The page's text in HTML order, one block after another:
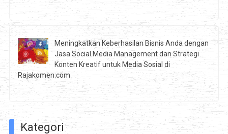
Meningkatkan Keberhasilan Bisnis Anda dengan
Jasa Social Media Management dan Strategi
Konten Kreatif untuk Media Sosial di
Rajakomen.com
Kategori